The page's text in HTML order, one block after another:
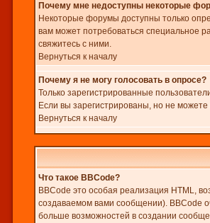
Почему мне недоступны некоторые
Некоторые форумы доступны только
вам может потребоваться специальное
свяжитесь с ними.
Вернуться к началу
Почему я не могу голосовать в опросе?
Только зарегистрированные
Если вы зарегистрированы, но не можете
Вернуться к началу
Что такое BBCode?
BBCode это особая реализация HTML,
создаваемом вами сообщении). BBCode
больше возможностей в создании